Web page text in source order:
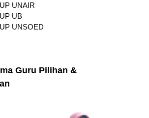
UNAIR
UB
UNSOED
Guru Pilihan &